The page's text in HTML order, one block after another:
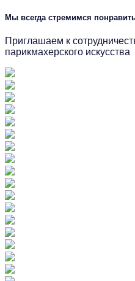
Мы всегда стремимся
Приглашаем к
парикмахерского искусства